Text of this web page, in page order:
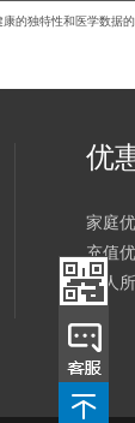
优
家庭
充值
个人